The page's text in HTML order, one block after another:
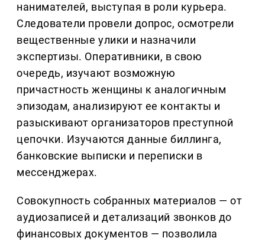
нанимателей, выступая в роли курьера.
Следователи провели допрос, осмотрели
вещественные улики и назначили
экспертизы. Оперативники, в свою
очередь, изучают возможную
причастность женщины к аналогичным
эпизодам, анализируют ее контакты и
разыскивают организаторов преступной
цепочки. Изучаются данные биллинга,
банковские выписки и переписки в
мессенджерах.
Совокупность собранных материалов — от
аудиозаписей и детализаций звонков до
финансовых документов — позволила